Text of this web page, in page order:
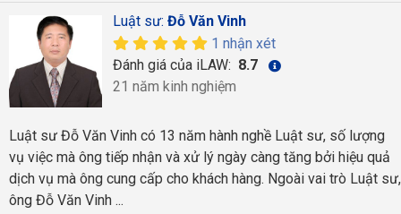
Luật sư: Đỗ Văn Vinh
1 nhận xét
Đánh giá của iLAW: 8.7
21 năm kinh nghiệm
Luật sư Đỗ Văn Vinh có 13 năm hành nghề Luật sư, số lượng
vụ việc mà ông tiếp nhận và xử lý ngày càng tăng bởi hiệu quả
dịch vụ mà ông cung cấp cho khách hàng. Ngoài vai trò Luật sư,
ông Đỗ Văn Vinh ...